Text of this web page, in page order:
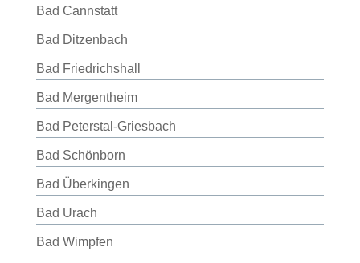
Bad Cannstatt
Bad Ditzenbach
Bad Friedrichshall
Bad Mergentheim
Bad Peterstal-Griesbach
Bad Schönborn
Bad Überkingen
Bad Urach
Bad Wimpfen